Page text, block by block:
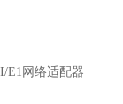
E1网络适配器